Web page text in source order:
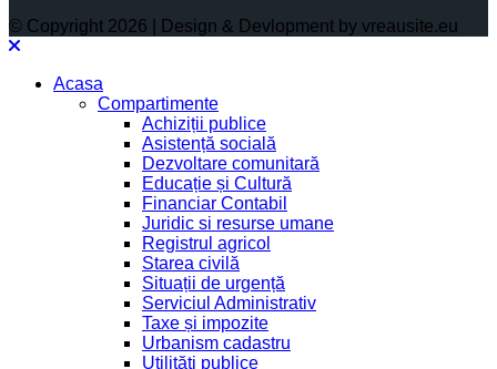
© Copyright 2026 | Design & Devlopment by vreausite.eu
Acasa
Compartimente
Achiziții publice
Asistență socială
Dezvoltare comunitară
Educație și Cultură
Financiar Contabil
Juridic si resurse umane
Registrul agricol
Starea civilă
Situații de urgență
Serviciul Administrativ
Taxe și impozite
Urbanism cadastru
Utilități publice